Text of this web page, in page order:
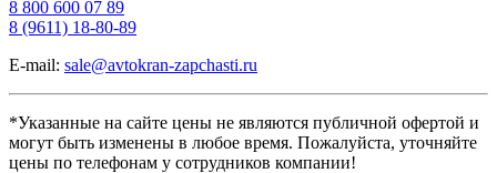
8 800 600 07 89
8 (9611) 18-80-89
E-mail: sale@avtokran-zapchasti.ru
*Указанные на сайте цены не являются публичной офертой и
могут быть изменены в любое время. Пожалуйста, уточняйте
цены по телефонам у сотрудников компании!